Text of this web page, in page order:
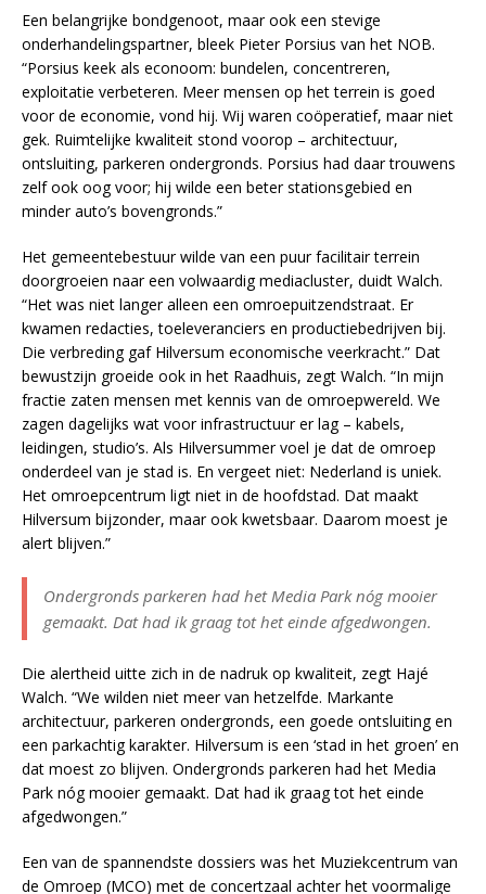
Een belangrijke bondgenoot, maar ook een stevige
onderhandelingspartner, bleek Pieter Porsius van het NOB.
“Porsius keek als econoom: bundelen, concentreren,
exploitatie verbeteren. Meer mensen op het terrein is goed
voor de economie, vond hij. Wij waren coöperatief, maar niet
gek. Ruimtelijke kwaliteit stond voorop – architectuur,
ontsluiting, parkeren ondergronds. Porsius had daar trouwens
zelf ook oog voor; hij wilde een beter stationsgebied en
minder auto’s bovengronds.”
Het gemeentebestuur wilde van een puur facilitair terrein
doorgroeien naar een volwaardig mediacluster, duidt Walch.
“Het was niet langer alleen een omroepuitzendstraat. Er
kwamen redacties, toeleveranciers en productiebedrijven bij.
Die verbreding gaf Hilversum economische veerkracht.” Dat
bewustzijn groeide ook in het Raadhuis, zegt Walch. “In mijn
fractie zaten mensen met kennis van de omroepwereld. We
zagen dagelijks wat voor infrastructuur er lag – kabels,
leidingen, studio’s. Als Hilversummer voel je dat de omroep
onderdeel van je stad is. En vergeet niet: Nederland is uniek.
Het omroepcentrum ligt niet in de hoofdstad. Dat maakt
Hilversum bijzonder, maar ook kwetsbaar. Daarom moest je
alert blijven.”
Ondergronds parkeren had het Media Park nóg mooier
gemaakt. Dat had ik graag tot het einde afgedwongen.
Die alertheid uitte zich in de nadruk op kwaliteit, zegt Hajé
Walch. “We wilden niet meer van hetzelfde. Markante
architectuur, parkeren ondergronds, een goede ontsluiting en
een parkachtig karakter. Hilversum is een ‘stad in het groen’ en
dat moest zo blijven. Ondergronds parkeren had het Media
Park nóg mooier gemaakt. Dat had ik graag tot het einde
afgedwongen.”
Een van de spannendste dossiers was het Muziekcentrum van
de Omroep (MCO) met de concertzaal achter het voormalige